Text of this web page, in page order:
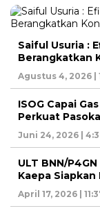
Saiful Usuria :
Berangkatkan
Agustus 4, 2026 |
ISOG Capai
Perkuat
Juni 24, 2026 |
ULT BNN/
Kaepa
April 17, 2026 |